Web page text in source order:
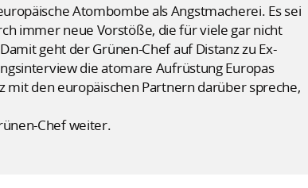
Atombombe als Angstmacherei. Es sei
immer neue Vorstöße, die für viele gar nicht
geht der Grünen-Chef auf Distanz zu Ex-
die atomare Aufrüstung Europas
mit den europäischen Partnern darüber spreche,
Chef weiter.